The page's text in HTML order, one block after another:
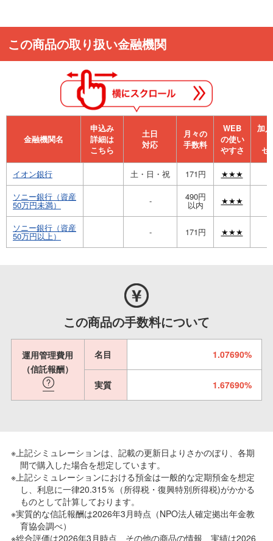
この商品の取り扱い金融機関
金融機関名
申込み
詳細は
こちら
⼟⽇
対応
月々の
手数料
WEB
の使い
やすさ
加
セ
イオン銀行 土・日・祝 171円
★★★
ソニー銀行（資産
50万円未満） - 490円
以内 ★★★
ソニー銀行（資産
50万円以上） - 171円 ★★★
この商品の手数料について
運用管理費用
（信託報酬）
名目 1.07690%
実質 1.67690%
※上記シミュレーションは、記載の更新日よりさかのぼり、各期
間で購入した場合を想定しています。
※上記シミュレーションにおける預金は一般的な定期預金を想定
し、利息に一律20.315％（所得税・復興特別所得税)がかかる
ものとして計算しております。
※実質的な信託報酬は2026年3月時点（NPO法人確定拠出年金教
育協会調べ）
※総合評価は2026年3月時点、その他の商品の情報、実績は2026